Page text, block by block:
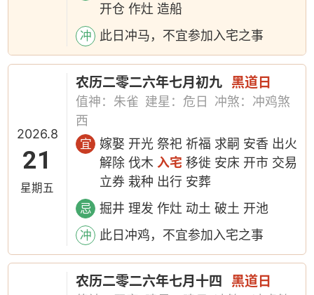
开仓 作灶 造船
冲 此日冲马，不宜参加入宅之事
2026.8
21
星期五
农历二零二六年七月初九 黑道日
值神：朱雀 建星：危日
冲煞：冲鸡煞
西
宜
嫁娶 开光 祭祀 祈福 求嗣 安香 出火
解除 伐木 入宅 移徙 安床 开市 交易
立券 栽种 出行 安葬
忌 掘井 理发 作灶 动土 破土 开池
冲 此日冲鸡，不宜参加入宅之事
农历二零二六年七月十四 黑道日